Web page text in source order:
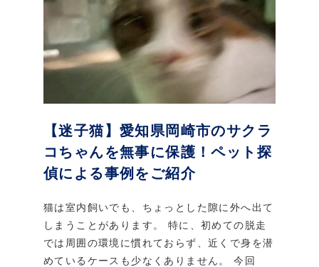
【迷子猫】愛知県岡崎市のサクラ
コちゃんを無事に保護！ペット探
偵による事例をご紹介
猫は室内飼いでも、ちょっとした隙に外へ出て
しまうことがあります。 特に、初めての脱走
では周囲の環境に慣れておらず、近くで身を潜
めているケースも少なくありません。 今回